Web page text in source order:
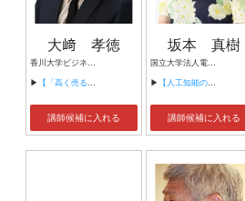
大﨑 孝徳
香川大学ビジネススクール 香川大学大学院地域マネジメント研究科 教授
▶ 【「高く売る」のすゝめ】
講師候補に入れる
坂本 真樹
国立大学法人電気通信大学情報理工学研究科/人工知能先端研究センター 教授 感性ＡＩ株式会社COO最高執行責任者
▶ 【人工知能の可能性～自動運転車からロボットの感情まで～】
講師候補に入れる